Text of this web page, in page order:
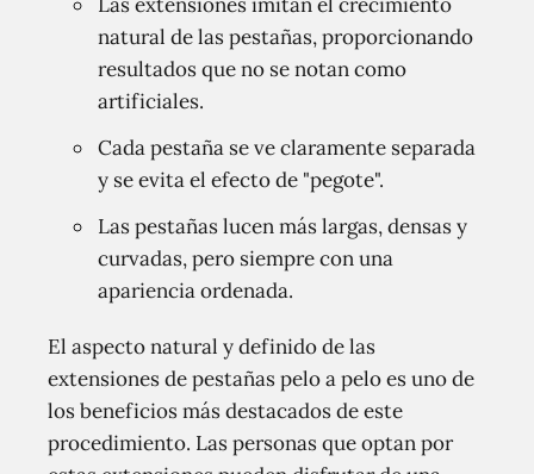
natural de las pestañas, proporcionando
resultados que no se notan como
artificiales.
Cada pestaña se ve claramente separada
y se evita el efecto de "pegote".
Las pestañas lucen más largas, densas y
curvadas, pero siempre con una
apariencia ordenada.
El aspecto natural y definido de las
extensiones de pestañas pelo a pelo es uno de
los beneficios más destacados de este
procedimiento. Las personas que optan por